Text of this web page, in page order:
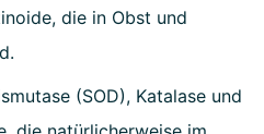
die in Obst und
(SOD), Katalase und